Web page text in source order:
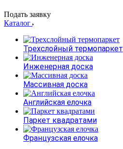
Подать заявку
Каталог
Трехслойный термопаркет
Инженерная доска
Массивная доска
Английская елочка
Паркет квадратами
Французская елочка